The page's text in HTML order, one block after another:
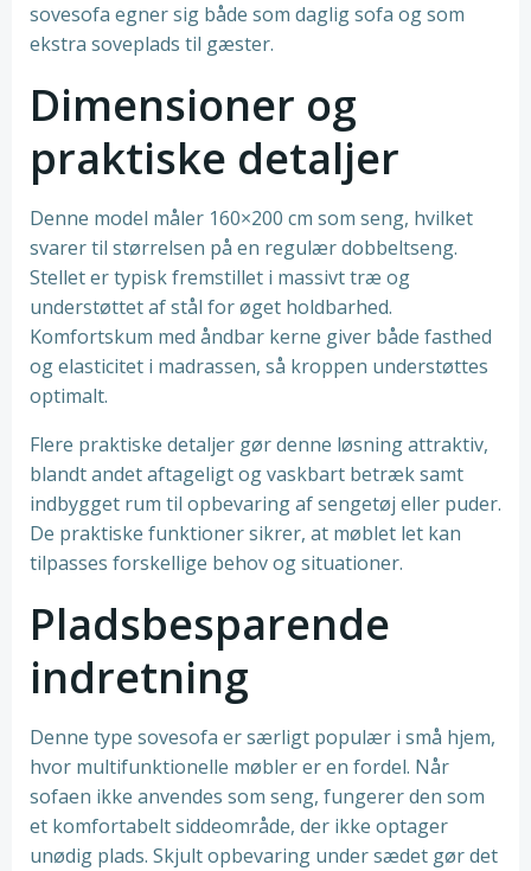
sovesofa egner sig både som daglig sofa og som
ekstra soveplads til gæster.
Dimensioner og
praktiske detaljer
Denne model måler 160×200 cm som seng, hvilket
svarer til størrelsen på en regulær dobbeltseng.
Stellet er typisk fremstillet i massivt træ og
understøttet af stål for øget holdbarhed.
Komfortskum med åndbar kerne giver både fasthed
og elasticitet i madrassen, så kroppen understøttes
optimalt.
Flere praktiske detaljer gør denne løsning attraktiv,
blandt andet aftageligt og vaskbart betræk samt
indbygget rum til opbevaring af sengetøj eller puder.
De praktiske funktioner sikrer, at møblet let kan
tilpasses forskellige behov og situationer.
Pladsbesparende
indretning
Denne type sovesofa er særligt populær i små hjem,
hvor multifunktionelle møbler er en fordel. Når
sofaen ikke anvendes som seng, fungerer den som
et komfortabelt siddeområde, der ikke optager
unødig plads. Skjult opbevaring under sædet gør det